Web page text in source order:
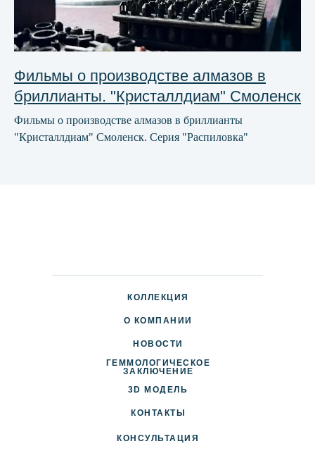
Фильмы о производстве алмазов в
бриллианты. "Кристаллдиам" Смоленск
Фильмы о производстве алмазов в бриллианты
"Кристаллдиам" Смоленск. Серия "Распиловка"
КОНТАКТЫ
КОЛЛЕКЦИЯ
НОВОСТИ
О КОМПАНИИ
ДОСТАВКА И ОПЛАТА
ПАРТНЕРАМ
3D МОДЕЛЬ
КОНСУЛЬТАЦИЯ
ГЕММОЛОГИЧЕСКОЕ
ЗАКЛЮЧЕНИЕ